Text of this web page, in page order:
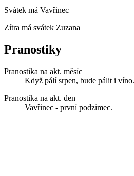
Svátek má Vavřinec
Zítra má svátek Zuzana
Pranostiky
Pranostika na akt. měsíc
Když pálí srpen, bude pálit i víno.
Pranostika na akt. den
Vavřinec - první podzimec.